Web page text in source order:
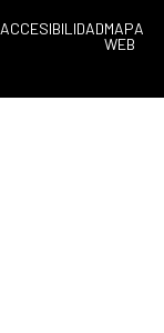
ACCESIBILIDADMAPA
WEB